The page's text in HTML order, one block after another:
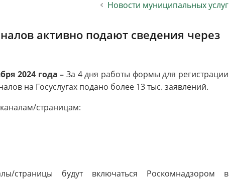
Технопарковая зона
коррупции
Новости муниципальных услуг
активно подают сведения через
2024 года – За 4 дня работы формы для регистрации
на Госуслугах подано более 13 тыс. заявлений.
страницам:
страницы будут включаться Роскомнадзором в